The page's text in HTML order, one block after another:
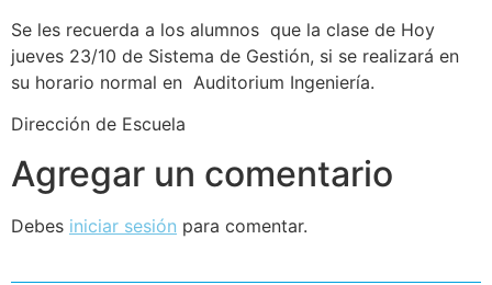
Se les recuerda a los alumnos que la clase de Hoy
jueves 23/10 de Sistema de Gestión, si se realizará en
su horario normal en Auditorium Ingeniería.
Dirección de Escuela
Agregar un comentario
Debes iniciar sesión para comentar.